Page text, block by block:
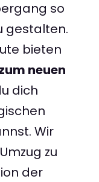
so
gestalten.
bieten
neuen
dich
Wir
zu
der